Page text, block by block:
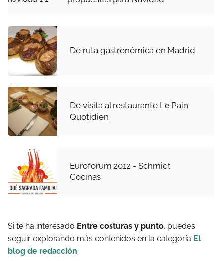
De ruta gastronómica en Madrid
De visita al restaurante Le Pain
Quotidien
Euroforum 2012 - Schmidt
Cocinas
Si te ha interesado Entre costuras y punto, puedes
seguir explorando más contenidos en la categoría El
blog de redacción.